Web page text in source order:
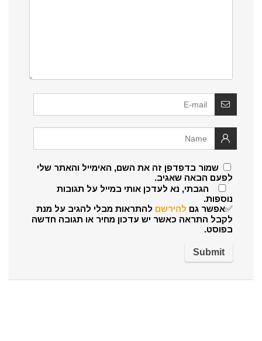
שמור בדפדפן זה את השם, האימייל והאתר שלי
לפעם הבאה שאגיב.
הגבתי, נא לעדכן אותי במייל על תגובות
נוספות.
✅אפשר גם להירשם להתראות מבלי להגיב על מנת
לקבל התראה כאשר יש עדכון מחיר או תגובה חדשה
בפוסט.